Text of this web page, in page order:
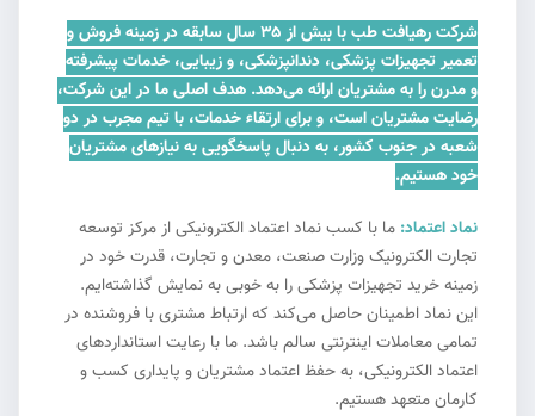
شرکت رهیافت طب با بیش از ۳۵ سال سابقه در زمینه فروش و
تعمیر تجهیزات پزشکی، دندانپزشکی، و زیبایی، خدمات پیشرفته
و مدرن را به مشتریان ارائه می‌دهد. هدف اصلی ما در این شرکت،
رضایت مشتریان است، و برای ارتقاء خدمات، با تیم مجرب در دو
شعبه در جنوب کشور، به دنبال پاسخگویی به نیازهای مشتریان
خود هستیم.
نماد اعتماد: ما با کسب نماد اعتماد الکترونیکی از مرکز توسعه
تجارت الکترونیک وزارت صنعت، معدن و تجارت، قدرت خود در
زمینه خرید تجهیزات پزشکی را به خوبی به نمایش گذاشته‌ایم.
این نماد اطمینان حاصل می‌کند که ارتباط مشتری با فروشنده در
تمامی معاملات اینترنتی سالم باشد. ما با رعایت استانداردهای
اعتماد الکترونیکی، به حفظ اعتماد مشتریان و پایداری کسب و
کارمان متعهد هستیم.